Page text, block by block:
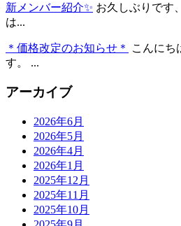
新メンバー紹介✨ お久しぶりです
は...
＊価格改定のお知らせ＊
こんにち
す。 ...
アーカイブ
2026年6月
2026年5月
2026年4月
2026年1月
2025年12月
2025年11月
2025年10月